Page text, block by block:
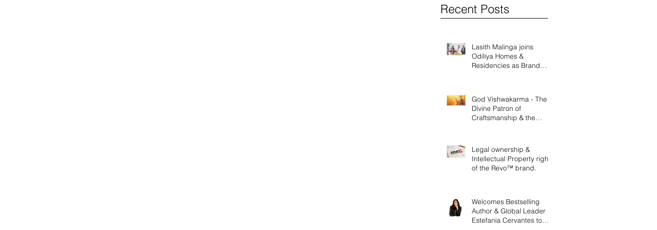
Recent Posts
Lasith Malinga joins
Odiliya Homes &
Residencies as Brand
God Vishwakarma - The
Divine Patron of
Craftsmanship & the
Legal ownership &
Intellectual Property rights
of the Revo™ brand.
Welcomes Bestselling
Author & Global Leader
Estefania Cervantes to